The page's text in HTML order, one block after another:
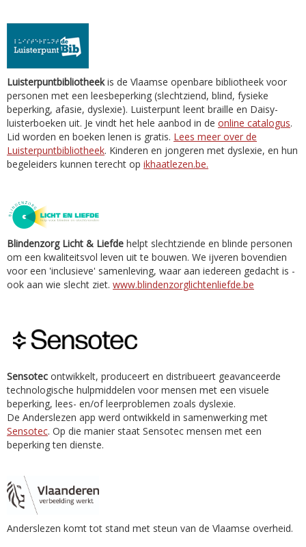
Luisterpuntbibliotheekis de Vlaamse openbare bibliotheek voor
personen met een leesbeperking (slechtziend, blind, fysieke
beperking, afasie, dyslexie). Luisterpunt leent braille en Daisy-
luisterboeken uit. Je vindt het hele aanbod in de online catalogus.
Lid worden en boeken lenen is gratis. Lees meer over de
Luisterpuntbibliotheek. Kinderen en jongeren met dyslexie, en hun
begeleiders kunnen terecht op ikhaatlezen.be.
Blindenzorg Licht & Liefde helpt slechtziende en blinde personen
om een kwaliteitsvol leven uit te bouwen. We ijveren bovendien
voor een 'inclusieve' samenleving, waar aan iedereen gedacht is -
ook aan wie slecht ziet. www.blindenzorglichtenliefde.be
Sensotec ontwikkelt, produceert en distribueert geavanceerde
technologische hulpmiddelen voor mensen met een visuele
beperking, lees- en/of leerproblemen zoals dyslexie.
De Anderslezen app werd ontwikkeld in samenwerking met
Sensotec. Op die manier staat Sensotec mensen met een
beperking ten dienste.
Anderslezen komt tot stand met steun van de Vlaamse overheid.